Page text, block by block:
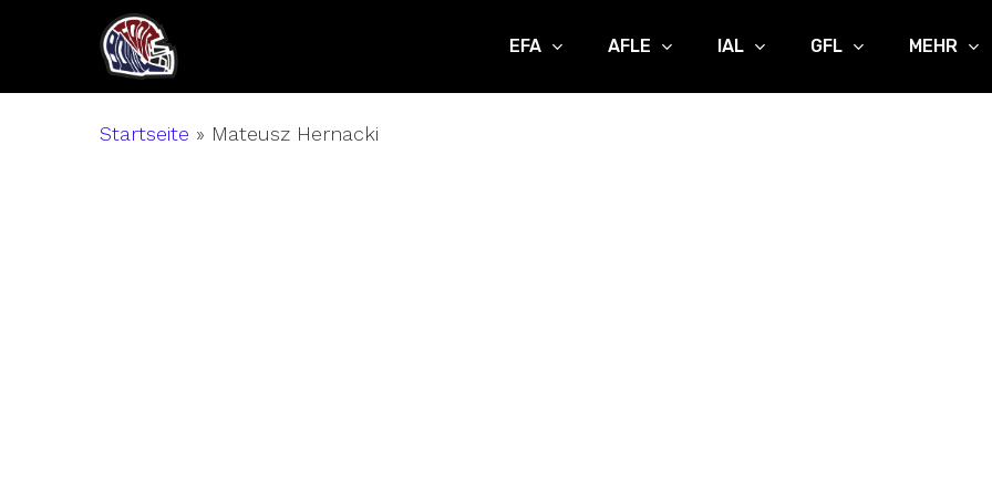
main
EFA AFLE IAL GFL MEHR
Startseite » Mateusz Hernacki